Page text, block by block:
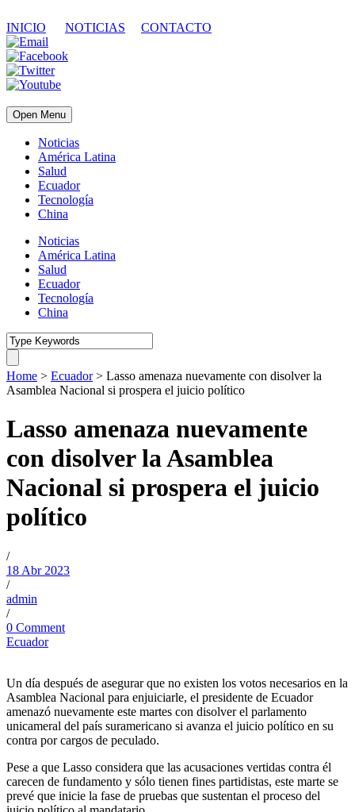
INICIO NOTICIAS CONTACTO
Open Menu
Noticias
América Latina
Salud
Ecuador
Tecnología
China
Noticias
América Latina
Salud
Ecuador
Tecnología
China
Home > Ecuador > Lasso amenaza nuevamente con disolver la
Asamblea Nacional si prospera el juicio político
Lasso amenaza nuevamente
con disolver la Asamblea
Nacional si prospera el juicio
político
/
18 Abr 2023
/
admin
/
0 Comment
Ecuador
Un día después de asegurar que no existen los votos necesarios en la
Asamblea Nacional para enjuiciarle, el presidente de Ecuador
amenazó nuevamente este martes con disolver el parlamento
unicameral del país suramericano si avanza el juicio político en su
contra por cargos de peculado.
Pese a que Lasso considera que las acusaciones vertidas contra él
carecen de fundamento y sólo tienen fines partidistas, este marte se
prevé que inicie la fase de pruebas que sustentan el proceso del